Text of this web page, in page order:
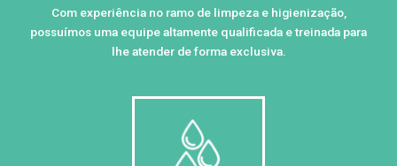
Com experiência no ramo de limpeza e higienização,
possuímos uma equipe altamente qualificada e treinada para
lhe atender de forma exclusiva.